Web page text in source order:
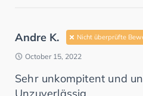
Andre K. Nicht überprüfte
October 15, 2022
Sehr unkompitent und
Unzuverlässig